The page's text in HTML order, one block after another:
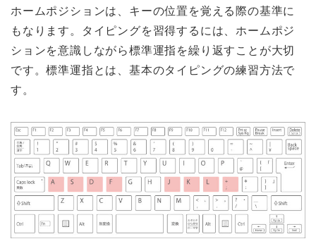
ホームポジションは、キーの位置を覚える際の基準に
もなります。タイピングを習得するには、ホームポジ
ションを意識しながら標準運指を繰り返すことが大切
です。標準運指とは、基本のタイピングの練習方法で
す。